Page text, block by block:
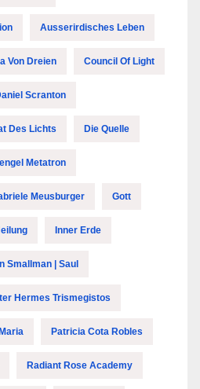
Ausserirdisches Leben
Von Dreien Council Of Light
Scranton
Des Lichts Die Quelle
Metatron
Meusburger Gott
Inner Erde
Smallman | Saul
Hermes Trismegistos
Patricia Cota Robles
Radiant Rose Academy